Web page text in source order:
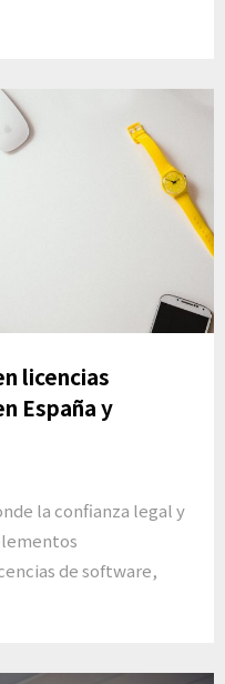
licencias
España y
la confianza legal y
de software,